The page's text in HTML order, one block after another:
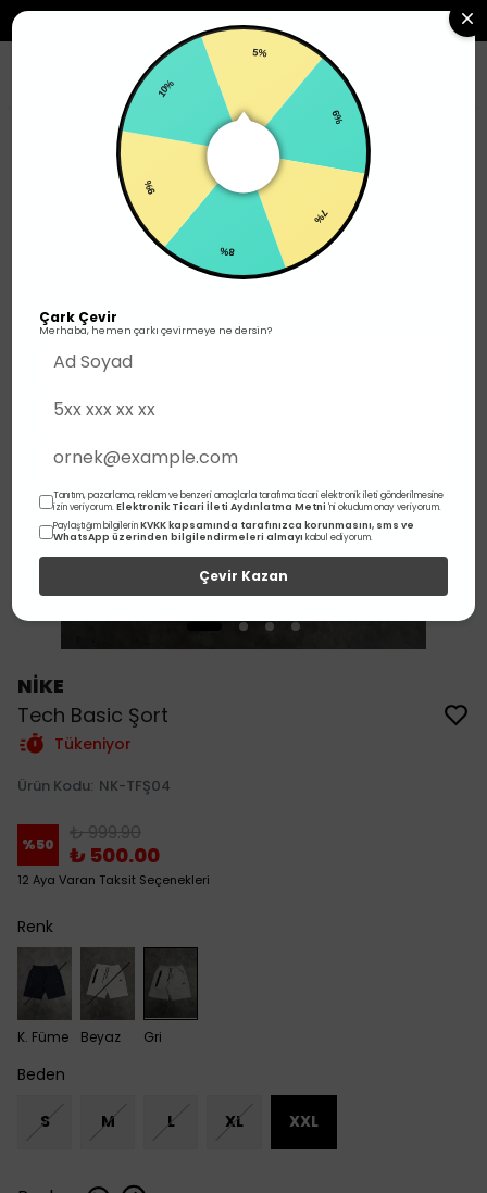
Alt Giyim
NİKE
Tech Basic Şort
Tükeniyor
Ürün Kodu: NK-TFŞ04
%50 ₺ 999.90
₺ 500.00
12 Aya Varan Taksit Seçenekleri
Renk
K. Füme Beyaz Gri
Beden
S M L XL XXL
5%
6%
7%
8%
9%
10%
Çark Çevir
Merhaba, hemen çarkı çevirmeye ne dersin?
Tanıtım, pazarlama, reklam ve benzeri amaçlarla tarafıma ticari elektronik ileti gönderilmesine
izin veriyorum.Elektronik Ticari İleti Aydınlatma Metni 'ni okudum onay veriyorum.
Paylaştığım bilgilerinKVKK kapsamında tarafınızca korunmasını, sms ve
WhatsApp üzerinden bilgilendirmeleri almayı kabul ediyorum.
Çevir Kazan